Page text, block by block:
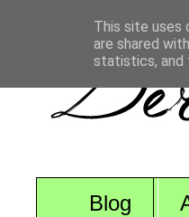
Blog
This site uses
are shared
statistics, and